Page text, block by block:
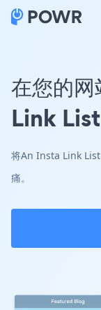
在您的
Link List
将An Insta Link
痛。